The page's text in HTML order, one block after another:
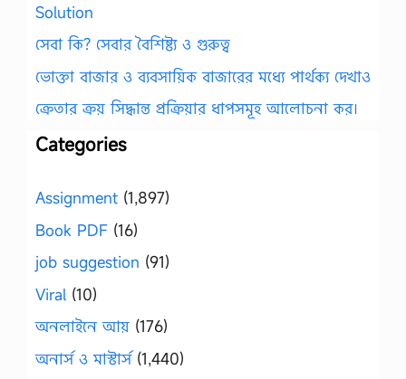
Solution
সেবা কি? সেবার বৈশিষ্ট্য ও গুরুত্ব
ভোক্তা বাজার ও ব্যবসায়িক বাজারের মধ্যে পার্থক্য দেখাও
ক্রেতার ক্রয় সিদ্ধান্ত প্রক্রিয়ার ধাপসমূহ আলোচনা কর।
Categories
Assignment (1,897)
Book PDF (16)
job suggestion (91)
Viral (10)
অনলাইনে আয় (176)
অনার্স ও মাস্টার্স(1,440)